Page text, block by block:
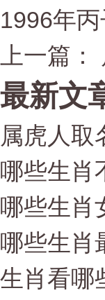
1996年
上一篇
最新文
属虎人取
哪些生肖
哪些生肖
哪些生肖
生肖看哪